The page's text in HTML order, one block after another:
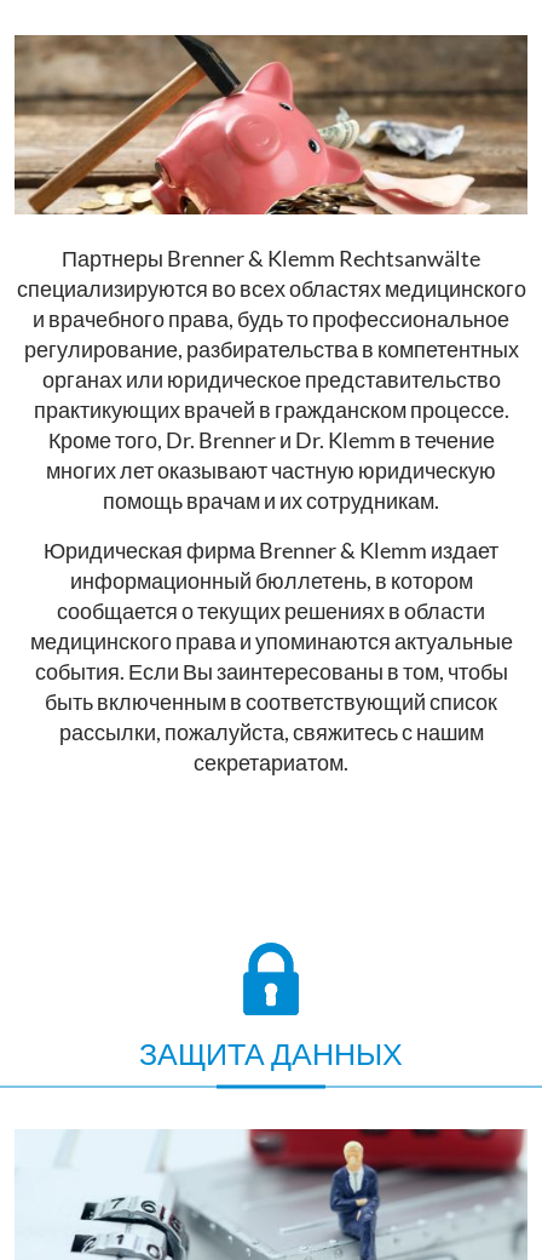
Партнеры Brenner & Klemm Rechtsanwälte
специализируются во всех областях медицинского
и врачебного права, будь то профессиональное
регулирование, разбирательства в компетентных
органах или юридическое представительство
практикующих врачей в гражданском процессе.
Кроме того, Dr. Brenner и Dr. Klemm в течение
многих лет оказывают частную юридическую
помощь врачам и их сотрудникам.
Юридическая фирма Brenner & Klemm издает
информационный бюллетень, в котором
сообщается о текущих решениях в области
медицинского права и упоминаются актуальные
события. Если Вы заинтересованы в том, чтобы
быть включенным в соответствующий список
рассылки, пожалуйста, свяжитесь с нашим
секретариатом.
ЗАЩИТА ДАННЫХ